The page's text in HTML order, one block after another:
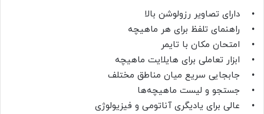
• دارای تصاویر رزولوشن بالا
• راهنمای تلفظ برای هر ماهیچه
• امتحان مکان با تایمر
• ابزار تعاملی برای هایلایت ماهیچه
• جابجایی سریع میان مناطق مختلف
• جستجو و لیست ماهیچه‌ها
• عالی برای یادیگری آناتومی و فیزیولوژی